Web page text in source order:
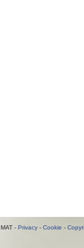
- Privacy- Cookie -